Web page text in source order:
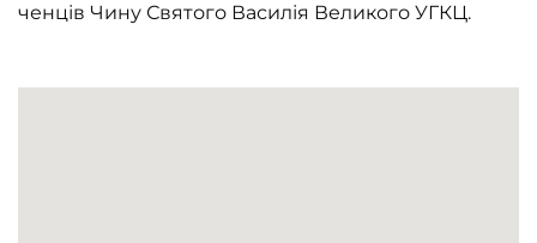
ченців Чину Святого Василія Великого УГКЦ.